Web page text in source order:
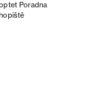
Poradna